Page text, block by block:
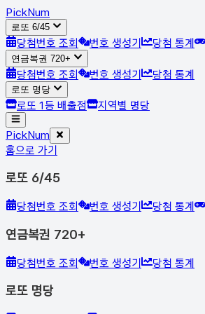
PickNum
로또 6/45
당첨번호 조회 번호 생성기 당첨 통계
연금복권 720+
당첨번호 조회 번호 생성기 당첨 통계
로또 명당
로또 1등 배출점 지역별 명당
PickNum
홈으로 가기
로또 6/45
당첨번호 조회 번호 생성기 당첨 통계
연금복권 720+
당첨번호 조회 번호 생성기 당첨 통계
로또 명당